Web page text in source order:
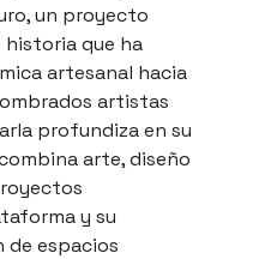
un proyecto
historia que ha
artesanal hacia
artistas
profundiza en su
arte, diseño
y su
de espacios